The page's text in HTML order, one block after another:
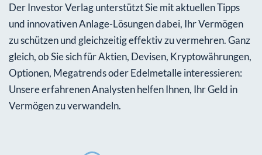
Der Investor Verlag unterstützt Sie mit aktuellen Tipps
und innovativen Anlage-Lösungen dabei, Ihr Vermögen
zu schützen und gleichzeitig effektiv zu vermehren. Ganz
gleich, ob Sie sich für Aktien, Devisen, Kryptowährungen,
Optionen, Megatrends oder Edelmetalle interessieren:
Unsere erfahrenen Analysten helfen Ihnen, Ihr Geld in
Vermögen zu verwandeln.